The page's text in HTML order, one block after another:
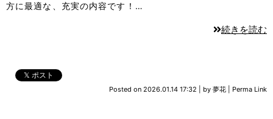
方に最適な、充実の内容です！…
続きを読む
𝕏 ポスト
Posted on 2026.01.14 17:32 by 夢花 Perma Link